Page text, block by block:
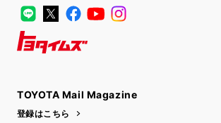
LINE
X FacebookYouTube
TOYOTA Mail Magazine
登録はこちら